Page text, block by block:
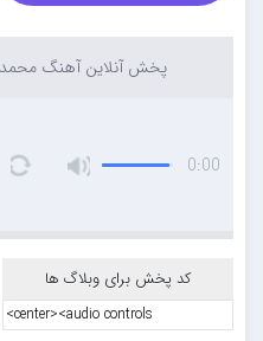
پخش آنلاین آهنگ محمد
0:00
کد پخش برای وبلاگ ها